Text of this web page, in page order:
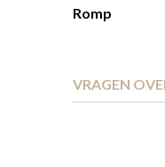
Romp
VRAGEN